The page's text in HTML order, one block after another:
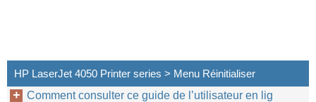
HP LaserJet 4050 Printer series > Menu Réinitialiser
Comment consulter ce guide de l’utilisateur en lig